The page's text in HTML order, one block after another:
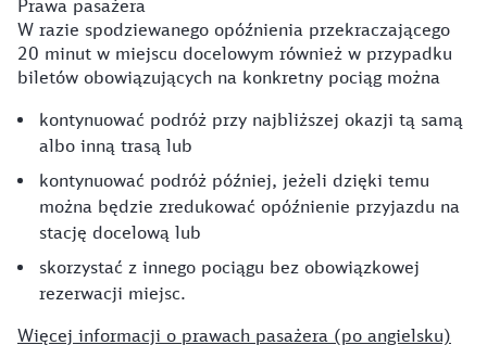
Prawa pasażera
W razie spodziewanego opóźnienia przekraczającego
20 minut w miejscu docelowym również w przypadku
biletów obowiązujących na konkretny pociąg można
kontynuować podróż przy najbliższej okazji tą samą
albo inną trasą lub
kontynuować podróż później, jeżeli dzięki temu
można będzie zredukować opóźnienie przyjazdu na
stację docelową lub
skorzystać z innego pociągu bez obowiązkowej
rezerwacji miejsc.
Więcej informacji o prawach pasażera (po angielsku)